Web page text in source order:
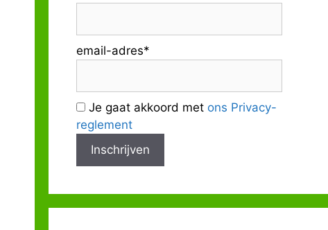
email-adres*
Je gaat akkoord met ons Privacy-
reglement